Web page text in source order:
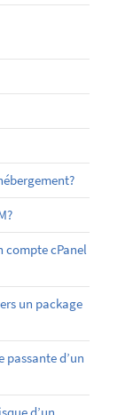
compte cPanel
un package
d’un